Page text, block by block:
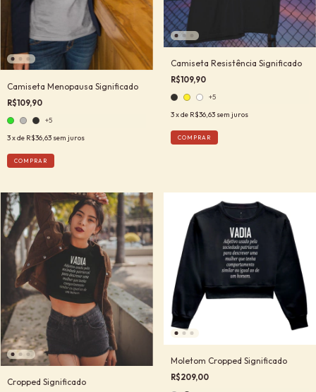
Camiseta Menopausa Significado
R$109,90
+5
3x de R$36,63 sem juros
COMPRAR
Camiseta Resistência Significado
R$109,90
+5
3x de R$36,63 sem juros
COMPRAR
Cropped Significado
Moletom Cropped Significado
R$209,00